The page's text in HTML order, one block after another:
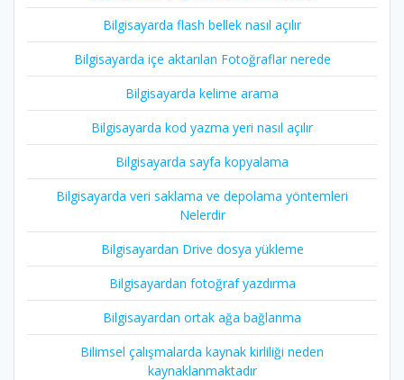
Bilgisayarda flash bellek nasıl açılır
Bilgisayarda içe aktarılan Fotoğraflar nerede
Bilgisayarda kelime arama
Bilgisayarda kod yazma yeri nasıl açılır
Bilgisayarda sayfa kopyalama
Bilgisayarda veri saklama ve depolama yöntemleri
Nelerdir
Bilgisayardan Drive dosya yükleme
Bilgisayardan fotoğraf yazdırma
Bilgisayardan ortak ağa bağlanma
Bilimsel çalışmalarda kaynak kirliliği neden
kaynaklanmaktadır